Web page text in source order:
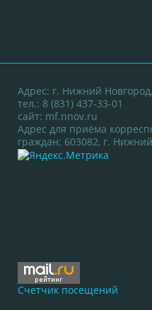
Адрес: г. Нижний
тел.: 8 (831) 437-33-01
сайт: mf.nnov.ru
Адрес для приёма
граждан: 603082, г.
Счетчик посещений